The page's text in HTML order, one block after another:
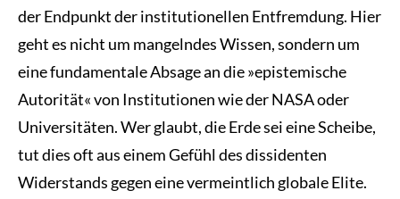
der Endpunkt der institutionellen Entfremdung. Hier
geht es nicht um mangelndes Wissen, sondern um
eine fundamentale Absage an die »epistemische
Autorität« von Institutionen wie der NASA oder
Universitäten. Wer glaubt, die Erde sei eine Scheibe,
tut dies oft aus einem Gefühl des dissidenten
Widerstands gegen eine vermeintlich globale Elite.